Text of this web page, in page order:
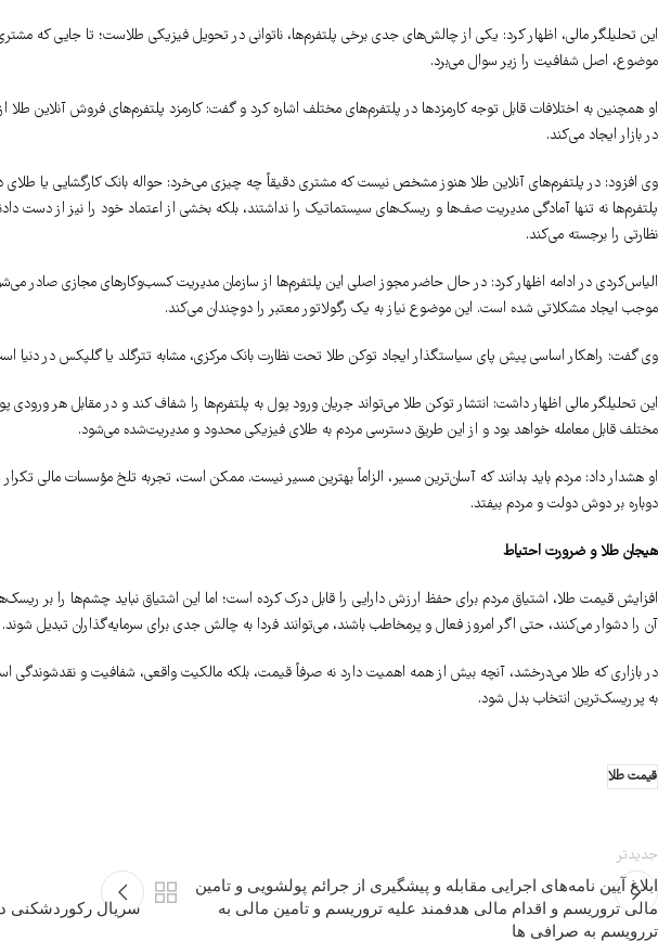
این تحلیلگر مالی، اظهار کرد: یکی از چالش‌های جدی برخی پلتفرم‌ها، ناتوانی در تحویل فیزیکی طلاست؛ تا جایی که
موضوع، اصل شفافیت را زیر سوال می‌برد.
او همچنین به اختلافات قابل توجه کارمزدها در پلتفرم‌های مختلف اشاره کرد و گفت: کارمزد پلتفرم‌های فروش آنلاین
در بازار ایجاد می‌کند.
پلتفرم‌ها نه تنها آمادگی مدیریت صف‌ها و ریسک‌های سیستماتیک را نداشتند، بلکه بخشی از اعتماد خود را نیز از دست
نظارتی را برجسته می‌کند.
الیاس‌کردی در ادامه اظهار کرد: در حال حاضر مجوز اصلی این پلتفرم‌ها از سازمان مدیریت کسب‌وکارهای مجازی صادر
موجب ایجاد مشکلاتی شده است. این موضوع نیاز به یک رگولاتور معتبر را دوچندان می‌کند.
وی گفت: راهکار اساسی پیش پای سیاستگذار ایجاد توکن طلا تحت نظارت بانک مرکزی، مشابه تترگلد یا گلپکس در دنیا
این تحلیلگر مالی اظهار داشت: انتشار توکن طلا می‌تواند جریان ورود پول به پلتفرم‌ها را شفاف کند و در مقابل هر
مختلف قابل معامله خواهد بود و از این طریق دسترسی مردم به طلای فیزیکی محدود و مدیریت‌شده می‌شود.
او هشدار داد: مردم باید بدانند که آسان‌ترین مسیر، الزاماً بهترین مسیر نیست. ممکن است، تجربه تلخ مؤسسات مالی
دوباره بر دوش دولت و مردم بیفتد.
هیجان طلا و ضرورت احتیاط
افزایش قیمت طلا، اشتیاق مردم برای حفظ ارزش دارایی را قابل درک کرده است؛ اما این اشتیاق نباید چشم‌ها را بر
آن را دشوار می‌کنند، حتی اگر امروز فعال و پرمخاطب باشند، می‌توانند فردا به چالش جدی برای سرمایه‌گذاران تبدیل شوند.
در بازاری که طلا می‌درخشد، آنچه بیش از همه اهمیت دارد نه صرفاً قیمت، بلکه مالکیت واقعی، شفافیت و نقدشوندگی
به پرریسک‌ترین انتخاب بدل شود.
قیمت طلا
جدیدتر
ابلاغ آیین نامه‌های اجرایی مقابله و پیشگیری از جرائم پولشویی و تامین
مالی تروریسم و اقدام مالی هدفمند علیه تروریسم و تامین مالی به
تررویسم به صرافی ها
سریال رکوردشکنی